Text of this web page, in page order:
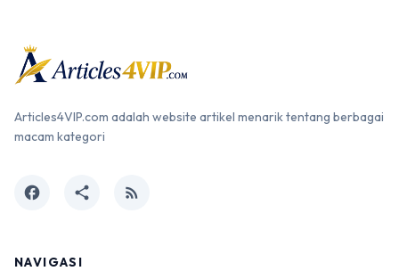
Articles4VIP.com adalah website artikel menarik tentang berbagai
macam kategori
facebook share rss_feed
NAVIGASI